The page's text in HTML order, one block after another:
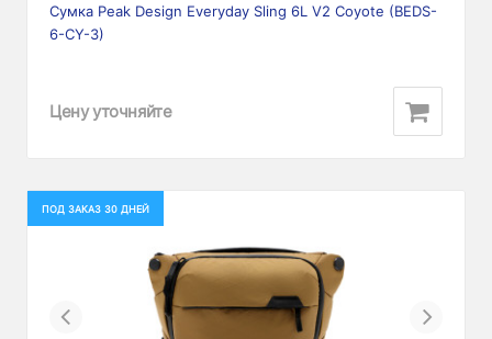
Cумка Peak Design Everyday Sling 6L V2 Coyote (BEDS-
6-CY-3)
Цену уточняйте
ПОД ЗАКАЗ 30 ДНЕЙ
Previous Next